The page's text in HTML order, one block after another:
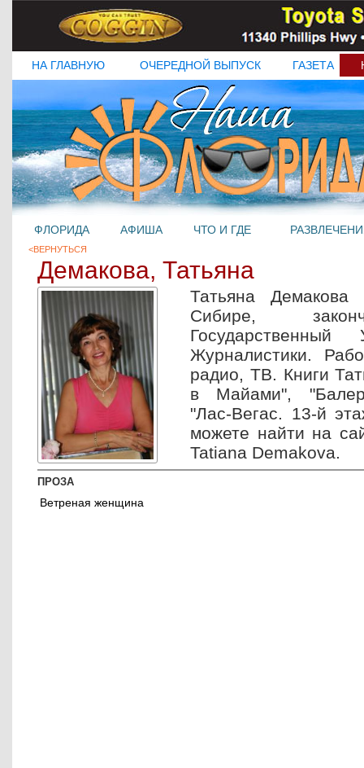
НА ГЛАВНУЮ ОЧЕРЕДНОЙ ВЫПУСК ГАЗЕТА
ФЛОРИДА АФИША ЧТО И ГДЕ
<ВЕРНУТЬСЯ
Демакова, Татьяна
Татьяна
Сибире,
Государственный
Журналистики.
радио, ТВ. Книги
в Майами",
"Лас-Вегас. 13-й
можете найти на
Tatiana Demakova.
ПРОЗА
Ветреная женщина